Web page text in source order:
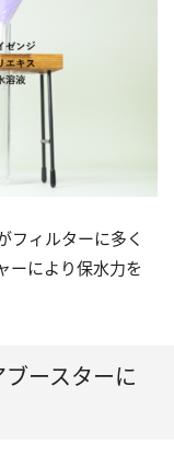
フィルターに多く
ーにより保水力を
ースターに